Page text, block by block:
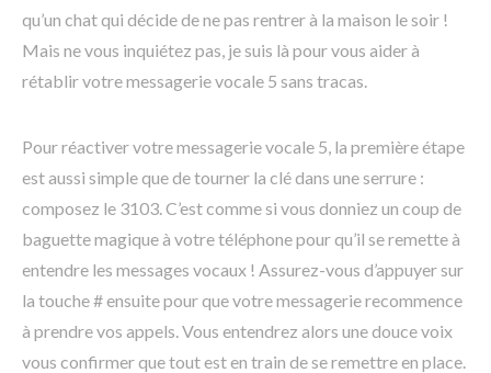
qu’un chat qui décide de ne pas rentrer à la maison le soir !
Mais ne vous inquiétez pas, je suis là pour vous aider à
rétablir votre messagerie vocale 5 sans tracas.
Pour réactiver votre messagerie vocale 5, la première étape
est aussi simple que de tourner la clé dans une serrure :
composez le 3103. C’est comme si vous donniez un coup de
baguette magique à votre téléphone pour qu’il se remette à
entendre les messages vocaux ! Assurez-vous d’appuyer sur
la touche # ensuite pour que votre messagerie recommence
à prendre vos appels. Vous entendrez alors une douce voix
vous confirmer que tout est en train de se remettre en place.